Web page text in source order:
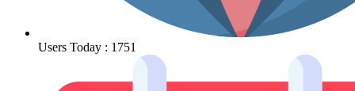
Users Today : 1751